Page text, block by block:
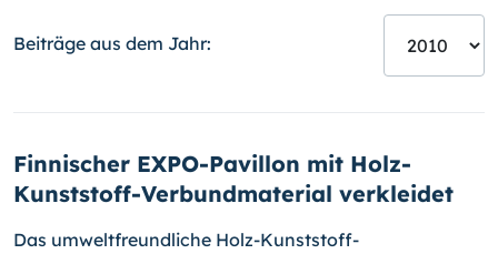
Beiträge aus dem Jahr:
Finnischer EXPO-Pavillon mit Holz-
Kunststoff-Verbundmaterial verkleidet
Das umweltfreundliche Holz-Kunststoff-